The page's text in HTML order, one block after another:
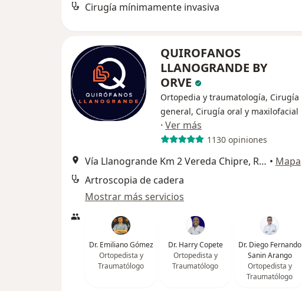
Cirugía mínimamente invasiva
QUIROFANOS
LLANOGRANDE BY
ORVE
Ortopedia y traumatología, Cirugía
general, Cirugía oral y maxilofacial
· Ver más
1130 opiniones
Vía Llanogrande Km 2 Vereda Chipre, Rionegro • Mapa
Artroscopia de cadera
Mostrar más servicios
Dr. Emiliano Gómez
Ortopedista y
Traumatólogo
Dr. Harry Copete
Ortopedista y
Traumatólogo
Dr. Diego Fernando
Sanin Arango
Ortopedista y
Traumatólogo